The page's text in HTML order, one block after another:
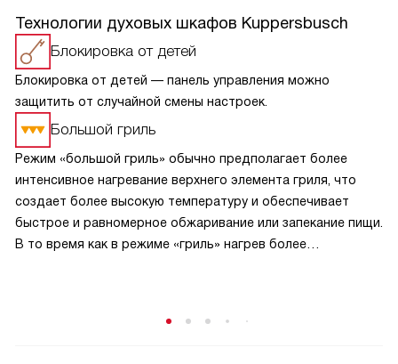
Технологии духовых шкафов Kuppersbusch
Блокировка от детей
Блокировка от детей — панель управления можно
защитить от случайной смены настроек.
Большой гриль
Режим «большой гриль» обычно предполагает более
интенсивное нагревание верхнего элемента гриля, что
создает более высокую температуру и обеспечивает
быстрое и равномерное обжаривание или запекание пищи.
В то время как в режиме «гриль» нагрев более